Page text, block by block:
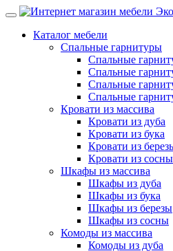
Каталог мебели
Спальные гарнитуры
Спальные
Спальные
Спальные
Спальные
Кровати из массива
Кровати из дуба
Кровати из бука
Кровати из
Кровати из сосны
Шкафы из массива
Шкафы из дуба
Шкафы из бука
Шкафы из березы
Шкафы из сосны
Комоды из массива
Комоды из дуба